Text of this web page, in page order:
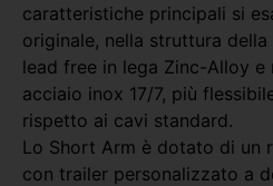
caratteristiche principali si
originale, nella struttura
lead free in lega Zinc-Alloy
acciaio inox 17/7, più
rispetto ai cavi standard.
Lo Short Arm è dotato di un
con trailer personalizzato a